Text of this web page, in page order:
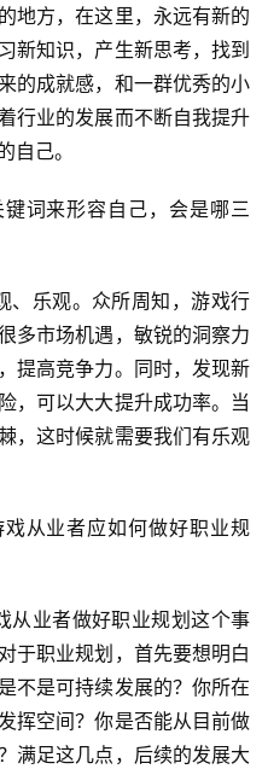
地方，在这里，永远有新的
新知识，产生新思考，找到
的成就感，和一群优秀的小
行业的发展而不断自我提升
自己。
多市场机遇，敏锐的洞察力
提高竞争力。同时，发现新
，可以大大提升成功率。当
，这时候就需要我们有乐观
于职业规划，首先要想明白
不是可持续发展的？你所在
挥空间？你是否能从目前做
满足这几点，后续的发展大